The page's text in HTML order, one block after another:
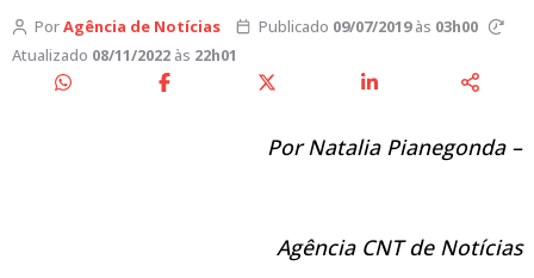
PorAgência de Notícias Publicado 09/07/2019às 03h00
Atualizado 08/11/2022 às 22h01
PorNatalia Pianegonda –
Agência CNT de Notícias